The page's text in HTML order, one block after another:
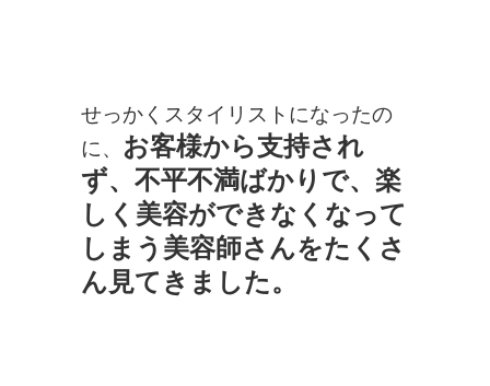
せっかくスタイリストになったの
に、 お客様から支持され
ず、不平不満ばかりで、楽
しく美容ができなくなって
しまう美容師さんをたくさ
ん見てきました。